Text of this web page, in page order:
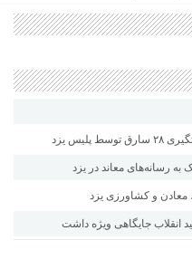
معاند در یزد
و کشاورزی یزد
جایگاهی ویژه داشت